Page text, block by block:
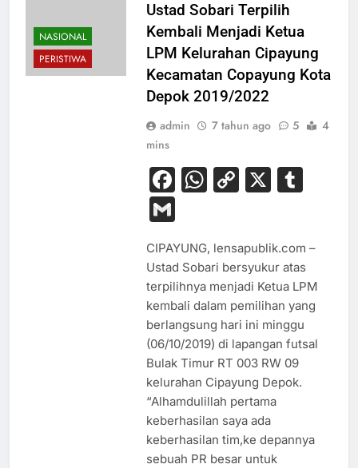
NASIONAL
PERISTIWA
Ustad Sobari Terpilih
Kembali Menjadi Ketua
LPM Kelurahan Cipayung
Kecamatan Copayung Kota
Depok 2019/2022
admin 7 tahun ago 5
4
mins
Facebook
WhatsApp
Copy
X
Gmail
CIPAYUNG, lensapublik.com –
Ustad Sobari bersyukur atas
terpilihnya menjadi Ketua LPM
kembali dalam pemilihan yang
berlangsung hari ini minggu
(06/10/2019) di lapangan futsal
Bulak Timur RT 003 RW 09
kelurahan Cipayung Depok.
“Alhamdulillah pertama
keberhasilan saya ada
keberhasilan tim,ke depannya
sebuah PR besar untuk